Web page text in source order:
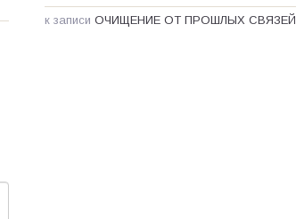
к записи ОЧИЩЕНИЕ ОТ ПРОШЛЫХ СВЯЗЕЙ